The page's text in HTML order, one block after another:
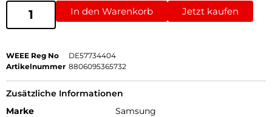
In den Warenkorb Jetzt kaufen
WEEE Reg No
DE57734404
Artikelnummer 8806095365732
Zusätzliche Informationen
Marke
Samsung